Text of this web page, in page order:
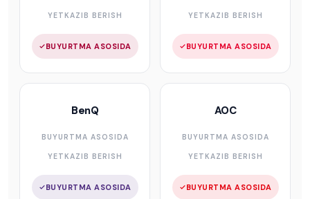
YETKAZIB BERISH
BUYURTMA ASOSIDA
YETKAZIB BERISH
BUYURTMA ASOSIDA
BenQ
BUYURTMA ASOSIDA
YETKAZIB BERISH
BUYURTMA ASOSIDA
AOC
BUYURTMA ASOSIDA
YETKAZIB BERISH
BUYURTMA ASOSIDA